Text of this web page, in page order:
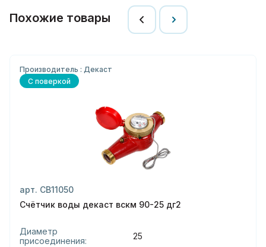
Похожие товары
Производитель : Декаст
С поверкой
арт. СВ11050
Счётчик воды декаст вскм 90-25 дг2
Диаметр
присоединения:
25